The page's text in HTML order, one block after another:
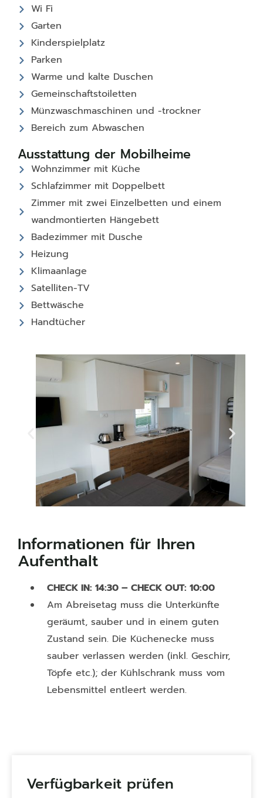
Wi Fi
Garten
Kinderspielplatz
Parken
Warme und kalte Duschen
Gemeinschaftstoiletten
Münzwaschmaschinen und -trockner
Bereich zum Abwaschen
Ausstattung der Mobilheime
Wohnzimmer mit Küche
Schlafzimmer mit Doppelbett
Zimmer mit zwei Einzelbetten und einem
wandmontierten Hängebett
Badezimmer mit Dusche
Heizung
Klimaanlage
Satelliten-TV
Bettwäsche
Handtücher
Informationen für Ihren
Aufenthalt
CHECK IN: 14:30 – CHECK OUT: 10:00
Am Abreisetag muss die Unterkünfte
geräumt, sauber und in einem guten
Zustand sein. Die Küchenecke muss
sauber verlassen werden (inkl. Geschirr,
Töpfe etc.); der Kühlschrank muss vom
Lebensmittel entleert werden.
Verfügbarkeit prüfen